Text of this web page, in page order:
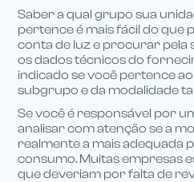
Saber a qual grupo sua
pertence é mais fácil do que
conta de luz e procurar pela
os dados técnicos do
indicado se você pertence
subgrupo e da modalidade
Se você é responsável por
analisar com atenção se a
realmente a mais adequada
consumo. Muitas empresas
que deveriam por falta de